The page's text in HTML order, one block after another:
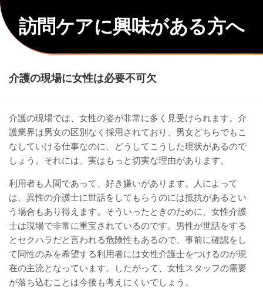
Skip
to
content訪問ケアに興味がある方へ
介護の現場に女性は必要不可欠
介護の現場では、女性の姿が非常に多く見受けられます。介
護業界は男女の区別なく採用されており、男女どちらでもこ
なしていける仕事なのに、どうしてこうした現状があるので
しょう。それには、実はもっと切実な理由があります。
利用者も人間であって、好き嫌いがあります。人によって
は、異性の介護士に世話をしてもらうのには抵抗があるとい
う場合もあり得えます。そういったときのために、女性介護
士は現場で非常に重宝されているのです。男性が世話をする
とセクハラだと言われる危険性もあるので、事前に確認をし
て同性のみを希望する利用者には女性介護士をつけるのが現
在の主流となっています。したがって、女性スタッフの需要
が落ち込むことは今後も考えにくいでしょう。